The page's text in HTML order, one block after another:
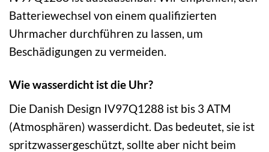
Batteriewechsel von einem qualifizierten
Uhrmacher durchführen zu lassen, um
Beschädigungen zu vermeiden.
Wie wasserdicht ist die Uhr?
Die Danish Design IV97Q1288 ist bis 3 ATM
(Atmosphären) wasserdicht. Das bedeutet, sie ist
spritzwassergeschützt, sollte aber nicht beim